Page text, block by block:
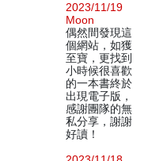
2023/11/19
Moon
偶然間發現這
個網站，如獲
至寶，更找到
小時候很喜歡
的一本書終於
出現電子版，
感謝團隊的無
私分享，謝謝
好讀！